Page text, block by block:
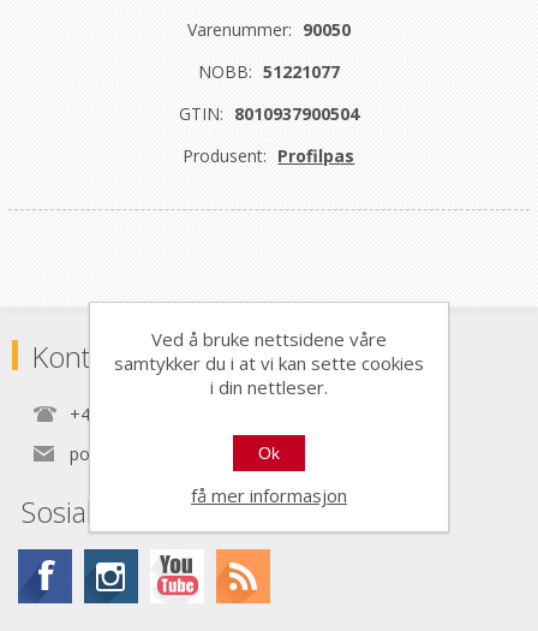
Varenummer: 90050
NOBB: 51221077
GTIN: 8010937900504
Produsent: Profilpas
Kontaktinformasjon
+47 22 30 40 70
post@nordictools.no
Sosiale medier
Ved å bruke nettsidene våre
samtykker du i at vi kan sette cookies
i din nettleser.
Ok
få mer informasjon